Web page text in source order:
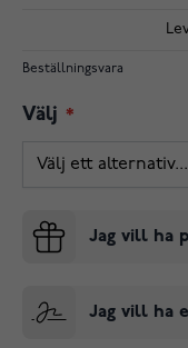
Beställningsvara
Välj
Jag vill ha
Jag vill ha